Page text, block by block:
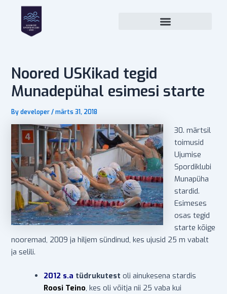
content
Noored USKikad tegid
Munadepühal esimesi starte
Bydeveloper/märts 31, 2018
30. märtsil
toimusid
Ujumise
Spordiklubi
Munapüha
stardid.
Esimeses
osas tegid
starte kõige
nooremad, 2009 ja hiljem sündinud, kes ujusid 25 m vabalt
ja selili.
2012 s.a tüdrukutest oli ainukesena stardis
Roosi Teino, kes oli võitja nii 25 vaba kui
navigation